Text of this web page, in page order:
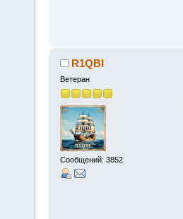
R1QBI
Ветеран
Сообщений: 3852